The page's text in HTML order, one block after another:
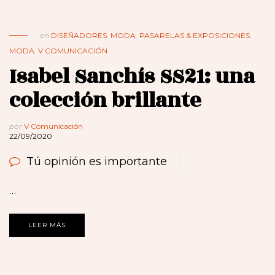
en DISEÑADORES, MODA, PASARELAS & EXPOSICIONES
MODA, V COMUNICACIÓN
Isabel Sanchís SS21: una
colección brillante
por V Comunicación
22/09/2020
Tú opinión es importante
…
LEER MÁS